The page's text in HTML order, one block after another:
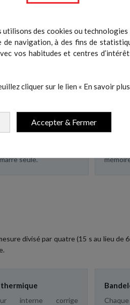
des cookies ou
navigation, à des fins de
vos habitudes et centres
cliquer sur le lien « En savoir plus
Accepter & Fermer
:
330 mesures conservées,
et mettez la
seule.
divisé par quatre (15 s au lieu de
interne corrige